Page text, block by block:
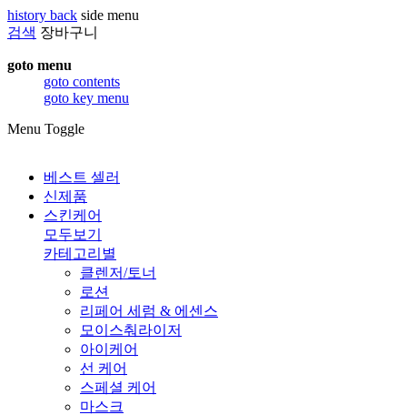
history back side menu
검색 장바구니
goto menu
goto contents
goto key menu
Menu Toggle
베스트 셀러
신제품
스킨케어
모두보기
카테고리별
클렌저/토너
로션
리페어 세럼 & 에센스
모이스춰라이저
아이케어
선 케어
스페셜 케어
마스크